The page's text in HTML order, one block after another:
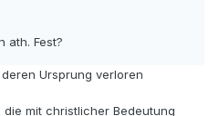
ath. Fest?
Ursprung verloren
mit christlicher Bedeutung